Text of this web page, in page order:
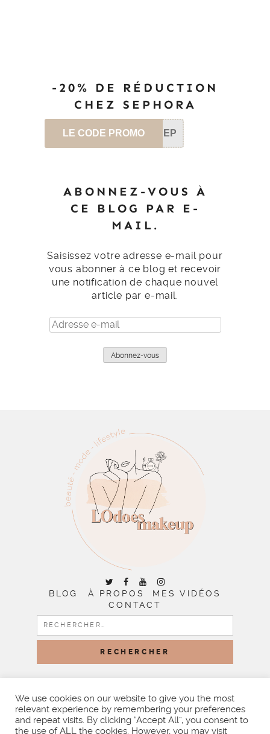
-20% DE RÉDUCTION
CHEZ SEPHORA
LE CODE PROMO SEP
ABONNEZ-VOUS À
CE BLOG PAR E-
MAIL.
Saisissez votre adresse e-mail pour
vous abonner à ce blog et recevoir
une notification de chaque nouvel
article par e-mail.
Adresse
e-
Abonnez-vous
BLOG À PROPOS
MES VIDÉOS
CONTACT
RECHERCHER :
BY LITTLE THEME SHOP
We use cookies on our website to give you the most
relevant experience by remembering your preferences
and repeat visits. By clicking “Accept All”, you consent to
the use of ALL the cookies. However, you may visit